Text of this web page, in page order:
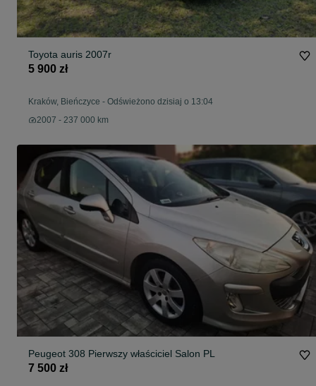
Toyota auris 2007r
5 900 zł
Kraków, Bieńczyce - Odświeżono dzisiaj o 13:04
2007 - 237 000 km
Peugeot 308 Pierwszy właściciel Salon PL
7 500 zł